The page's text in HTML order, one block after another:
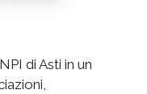
di Asti in un